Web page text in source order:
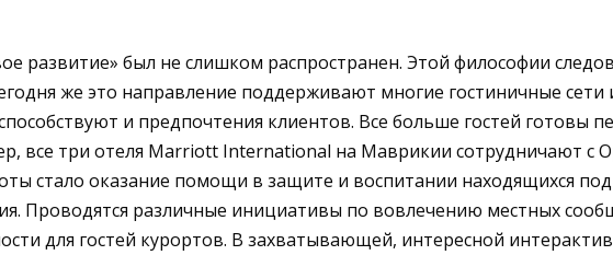
развитие» был не слишком распространен. Этой философии
же это направление поддерживают многие гостиничные
и предпочтения клиентов. Все больше гостей готовы
все три отеля Marriott International на Маврикии сотрудничают с
стало оказание помощи в защите и воспитании находящихся
Проводятся различные инициативы по вовлечению местных
для гостей курортов. В захватывающей, интересной